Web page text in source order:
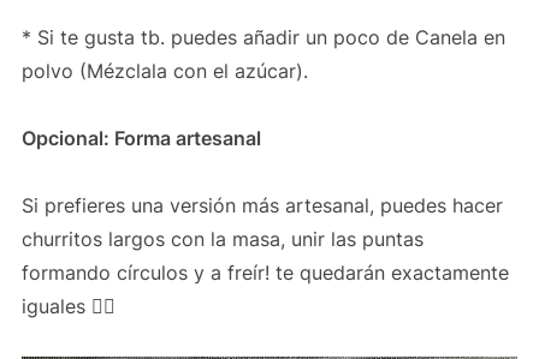
* Si te gusta tb. puedes añadir un poco de Canela en
polvo (Mézclala con el azúcar).
Opcional: Forma artesanal
Si prefieres una versión más artesanal, puedes hacer
churritos largos con la masa, unir las puntas
formando círculos y a freír! te quedarán exactamente
iguales 👍🏻